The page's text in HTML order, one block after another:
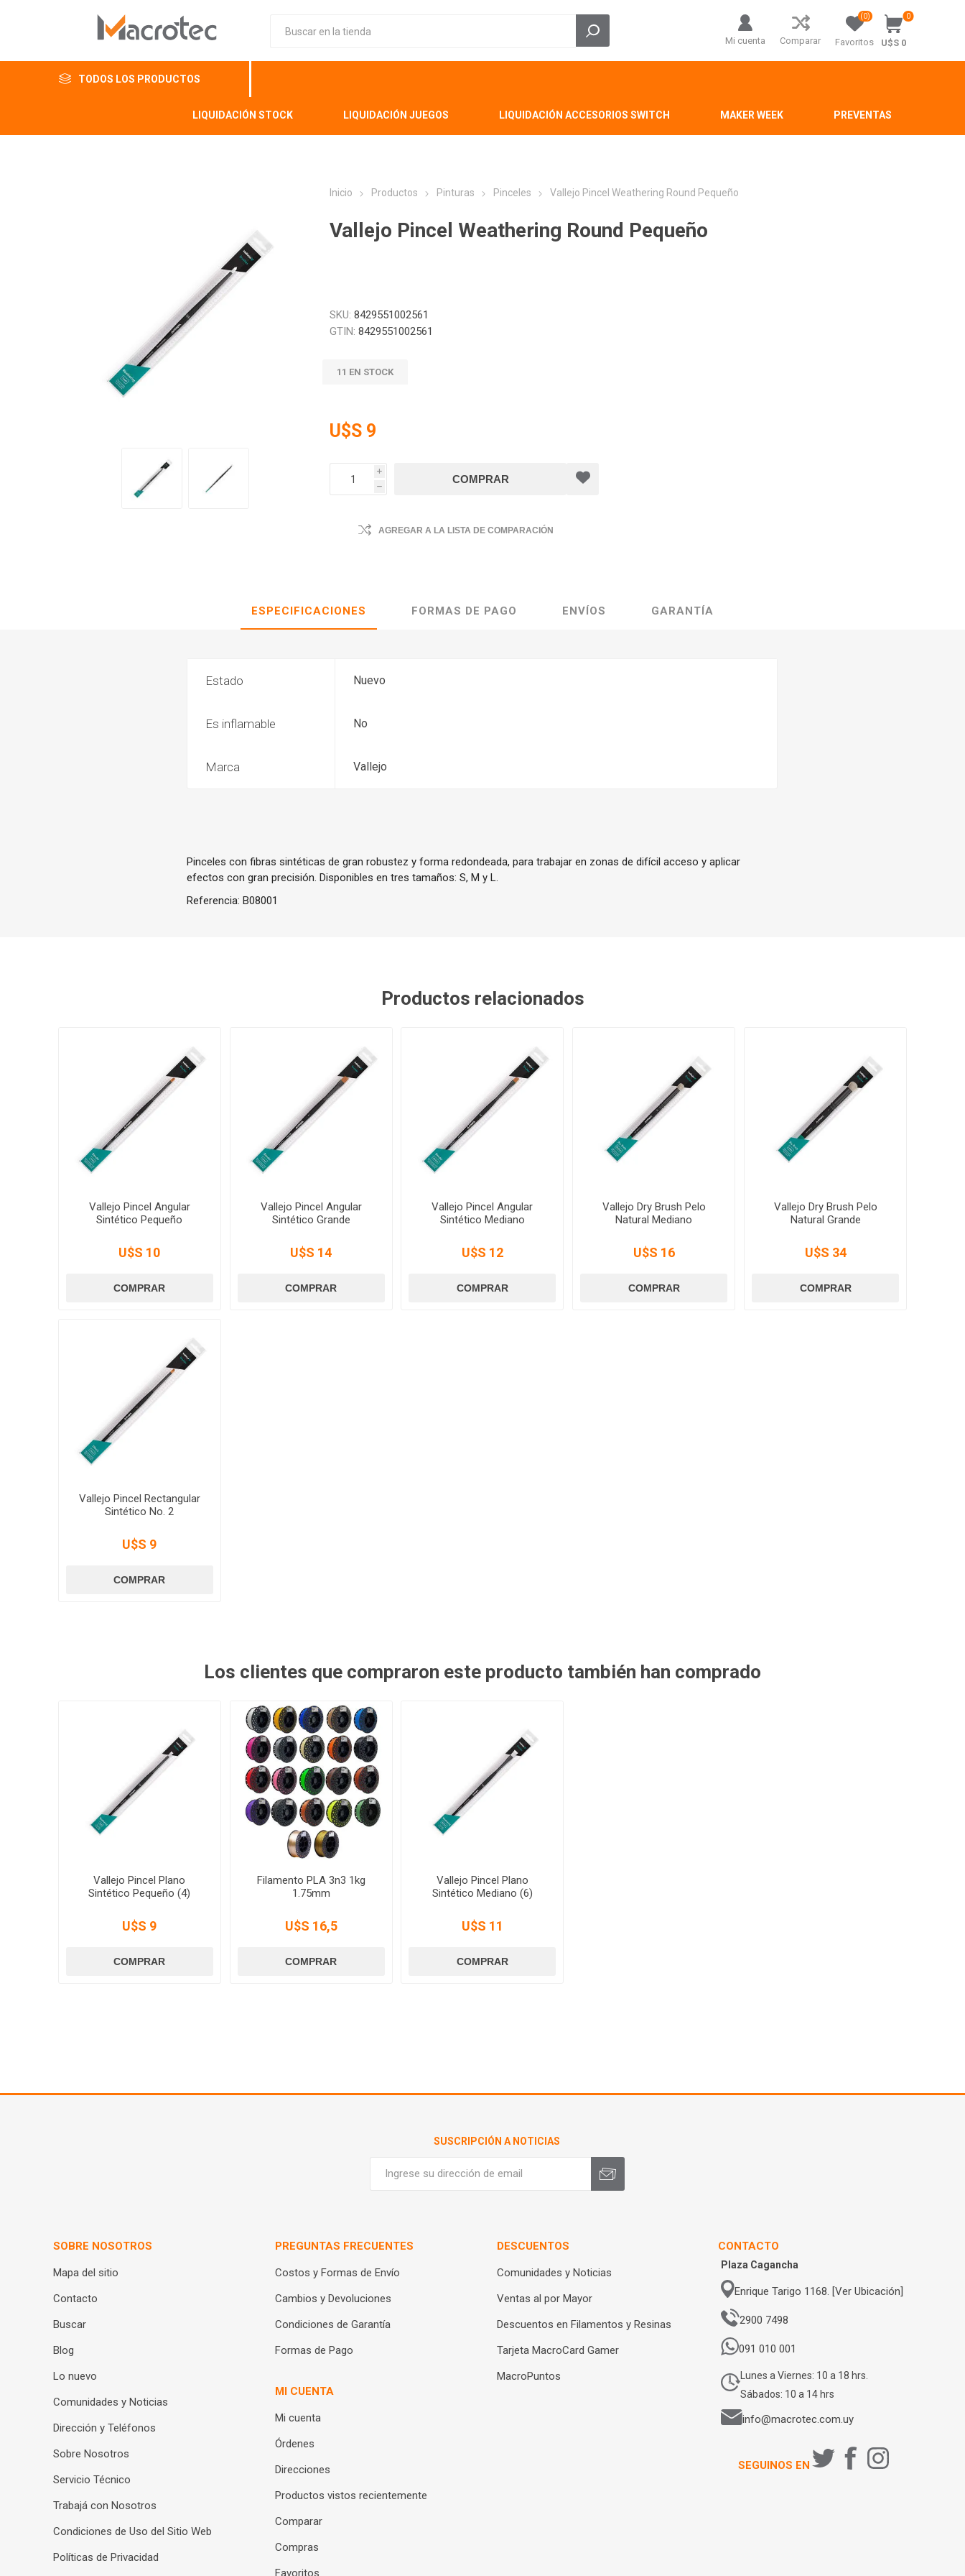
Mi cuenta Comparar Favoritos
(0) 0
U$S 0
TODOS LOS PRODUCTOS
LIQUIDACIÓN STOCK LIQUIDACIÓN JUEGOS LIQUIDACIÓN ACCESORIOS SWITCH MAKER WEEK PREVENTAS
Inicio Productos Pinturas Pinceles Vallejo Pincel Weathering Round Pequeño
Vallejo Pincel Weathering Round Pequeño
SKU: 8429551002561
GTIN: 8429551002561
11 EN STOCK
U$S 9
i
h
AGREGAR A LA LISTA DE COMPARACIÓN
ESPECIFICACIONES FORMAS DE PAGO ENVÍOS GARANTÍA
Estado Nuevo
Es inflamable No
Marca Vallejo
Pinceles con fibras sintéticas de gran robustez y forma redondeada, para trabajar en zonas de difícil acceso y aplicar
efectos con gran precisión. Disponibles en tres tamaños: S, M y L.
Referencia:B08001
Productos relacionados
Vallejo Pincel Angular
Sintético Pequeño
U$S 10
Vallejo Pincel Angular
Sintético Grande
U$S 14
Vallejo Pincel Angular
Sintético Mediano
U$S 12
Vallejo Dry Brush Pelo
Natural Mediano
U$S 16
Vallejo Dry Brush Pelo
Natural Grande
U$S 34
Vallejo Pincel Rectangular
Sintético No. 2
U$S 9
Los clientes que compraron este producto también han comprado
Vallejo Pincel Plano
Sintético Pequeño (4)
U$S 9
Filamento PLA 3n3 1kg
1.75mm
U$S 16,5
Vallejo Pincel Plano
Sintético Mediano (6)
U$S 11
SUSCRIPCIÓN A NOTICIAS
SOBRE NOSOTROS
Mapa del sitio
Contacto
Buscar
Blog
Lo nuevo
Comunidades y Noticias
Dirección y Teléfonos
Sobre Nosotros
Servicio Técnico
Trabajá con Nosotros
Condiciones de Uso del Sitio Web
Políticas de Privacidad
PREGUNTAS FRECUENTES
Costos y Formas de Envío
Cambios y Devoluciones
Condiciones de Garantía
Formas de Pago
MI CUENTA
Mi cuenta
Órdenes
Direcciones
Productos vistos recientemente
Comparar
Compras
Favoritos
DESCUENTOS
Comunidades y Noticias
Ventas al por Mayor
Descuentos en Filamentos y Resinas
Tarjeta MacroCard Gamer
MacroPuntos
CONTACTO
Plaza Cagancha
Enrique Tarigo 1168. [Ver Ubicación]
2900 7498
091 010 001
Lunes a Viernes: 10 a 18 hrs.
Sábados: 10 a 14 hrs
info@macrotec.com.uy
SEGUINOS EN